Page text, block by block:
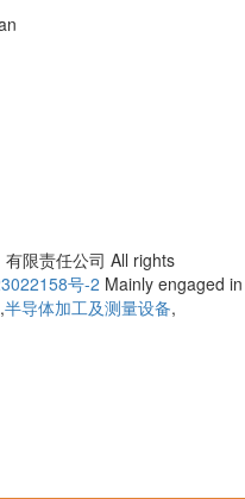
限责任公司 All rights
号-2 Mainly engaged in
,半导体加工及测量设备,